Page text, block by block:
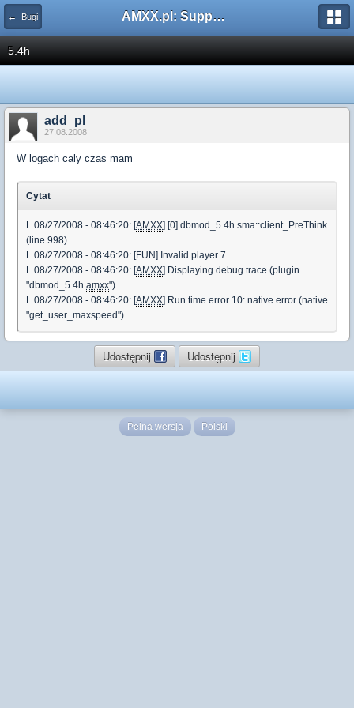
← Bugi AMXX.pl: Support AMX Mod X i SourceMod
5.4h
add_pl
27.08.2008
W logach caly czas mam
Cytat
L 08/27/2008 - 08:46:20: [AMXX] [0] dbmod_5.4h.sma::client_PreThink
(line 998)
L 08/27/2008 - 08:46:20: [FUN] Invalid player 7
L 08/27/2008 - 08:46:20: [AMXX] Displaying debug trace (plugin
"dbmod_5.4h.amxx")
L 08/27/2008 - 08:46:20: [AMXX] Run time error 10: native error (native
"get_user_maxspeed")
Udostępnij Udostępnij
Pełna wersja Polski